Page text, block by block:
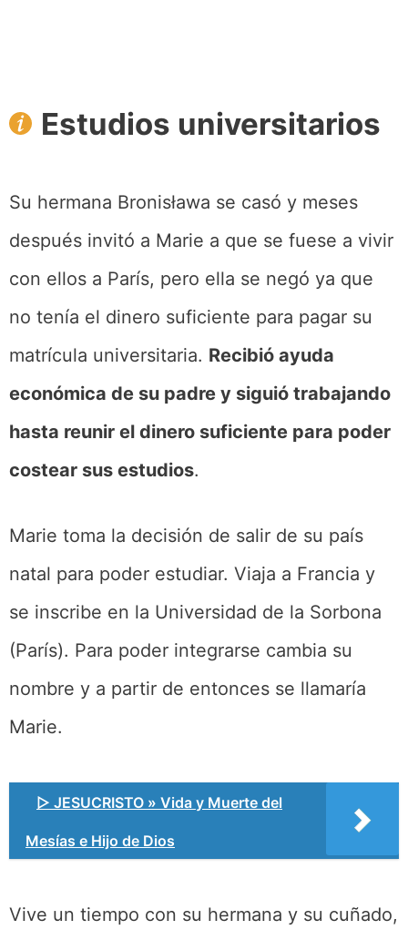
Estudios universitarios
Su hermana Bronisława se casó y meses
después invitó a Marie a que se fuese a vivir
con ellos a París, pero ella se negó ya que
no tenía el dinero suficiente para pagar su
matrícula universitaria. Recibió ayuda
económica de su padre y siguió trabajando
hasta reunir el dinero suficiente para poder
costear sus estudios.
Marie toma la decisión de salir de su país
natal para poder estudiar. Viaja a Francia y
se inscribe en la Universidad de la Sorbona
(París). Para poder integrarse cambia su
nombre y a partir de entonces se llamaría
Marie.
▷ JESUCRISTO » Vida y Muerte del
Mesías e Hijo de Dios
Vive un tiempo con su hermana y su cuñado,